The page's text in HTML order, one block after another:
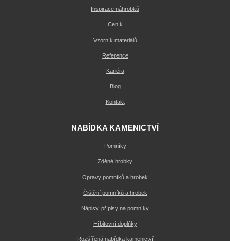
Inspirace náhrobků
Ceník
Vzorník materiálů
Reference
Kariéra
Blog
Kontakt
NABÍDKA KAMENICTVÍ
Pomníky
Zděné hrobky
Opravy pomníků a hrobek
Čištění pomníků a hrobek
Nápisy, přípisy na pomníky
Hřbitovní doplňky
Rozšířená nabídka kamenictví